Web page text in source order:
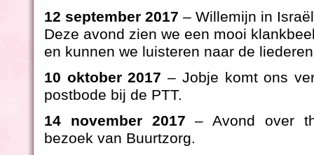
12 september 2017 – Willemijn in Israël
Deze avond zien we een mooi
en kunnen we luisteren naar de
10 oktober 2017 – Jobje komt ons
postbode bij de PTT.
14 november 2017 – Avond over
bezoek van Buurtzorg.